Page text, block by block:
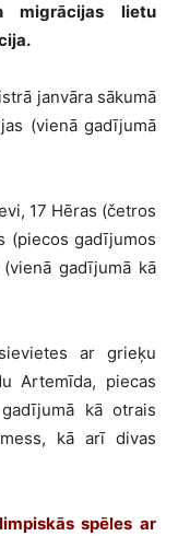
migrācijas lietu
janvāra sākumā
(vienā gadījumā
17 Hēras (četros
(piecos gadījumos
gadījumā kā
ar grieķu
Artemīda, piecas
kā otrais
kā arī divas
spēles ar